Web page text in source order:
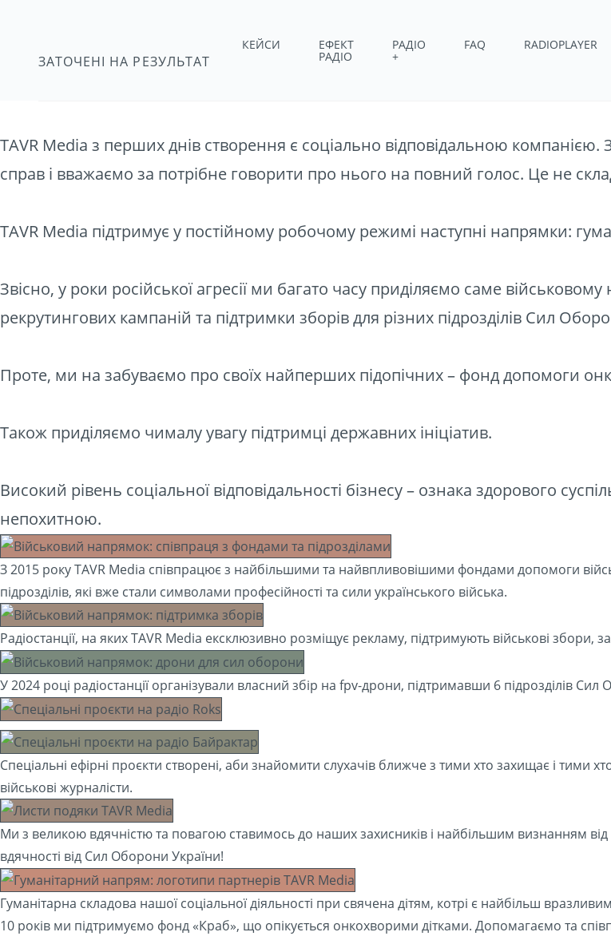
ЗАТОЧЕНІ НА РЕЗУЛЬТАТ
КЕЙСИ ЕФЕКТ
РАДІО
РАДІО
+
FAQ RADIOPLAYER
ВІДПОВІДАЛЬНІСТЬ
TAVR Media з перших днів створення є соціально відповідальною
справ і вважаємо за потрібне говорити про нього на повний голос. Це не
TAVR Media підтримує у постійному робочому режимі наступні напрямки:
Звісно, у роки російської агресії ми багато часу приділяємо саме
рекрутингових кампаній та підтримки зборів для різних підрозділів Сил
Проте, ми на забуваємо про своїх найперших підопічних – фонд допомоги
Також приділяємо чималу увагу підтримці державних ініціатив.
Високий рівень соціальної відповідальності бізнесу – ознака здорового
непохитною.
З 2015 року TAVR Media співпрацює з найбільшими та найвпливовішими фондами допомоги
підрозділів, які вже стали символами професійності та сили українського війська.
Радіостанції, на яких TAVR Media ексклюзивно розміщує рекламу, підтримують військові збори,
У 2024 році радіостанції організували власний збір на fpv-дрони, підтримавши 6 підрозділів Сил
Спеціальні ефірні проєкти створені, аби знайомити слухачів ближче з тими хто захищає і тими
військові журналісти.
Ми з великою вдячністю та повагою ставимось до наших захисників і найбільшим визнанням
вдячності від Сил Оборони України!
Гуманітарна складова нашої соціальної діяльності при свячена дітям, котрі є найбільш
10 років ми підтримуємо фонд «Краб», що опікується онкохворими дітками. Допомагаємо та